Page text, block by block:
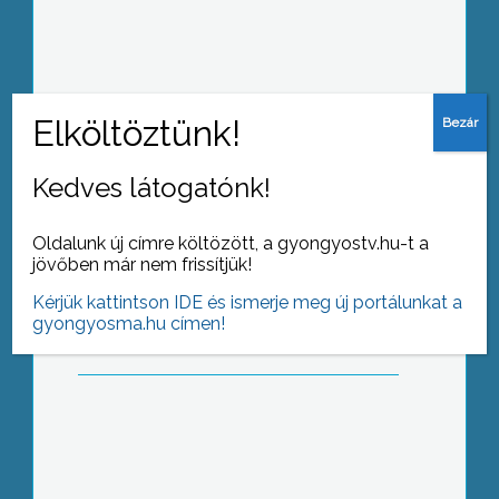
Csapat, játék – Hajléktalanfoci
Kedves látogatónk!
Oldalunk új címre költözött, a gyongyostv.hu-t a
jövőben már nem frissítjük!
Kérjük kattintson IDE és ismerje meg új portálunkat a
gyongyosma.hu címen!